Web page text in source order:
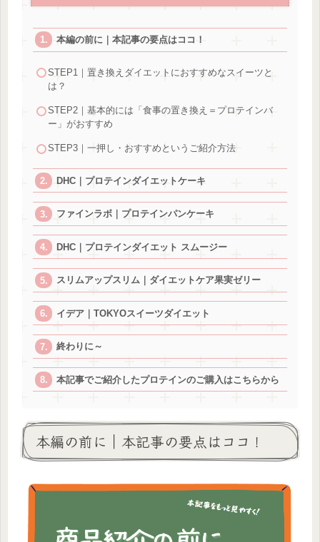
本編の前に｜本記事の要点はココ！
STEP1｜置き換えダイエットにおすすめなスイーツと
は？
STEP2｜基本的には「食事の置き換え＝プロテインバ
ー」がおすすめ
STEP3｜一押し・おすすめというご紹介方法
DHC｜プロテインダイエットケーキ
ファインラボ｜プロテインパンケーキ
DHC｜プロテインダイエット スムージー
スリムアップスリム｜ダイエットケア果実ゼリー
イデア｜TOKYOスイーツダイエット
終わりに～
本記事でご紹介したプロテインのご購入はこちらから
本編の前に｜本記事の要点はココ！